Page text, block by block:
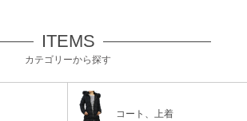
ITEMS
カテゴリーから探す
コート、上着